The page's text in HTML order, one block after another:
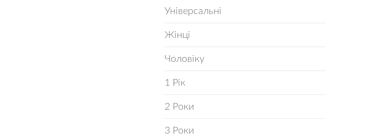
Універсальні
Жінці
Чоловіку
1 Рік
2 Роки
3 Роки